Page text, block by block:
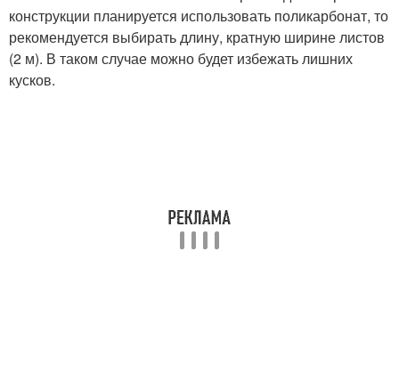
конструкции планируется использовать поликарбонат, то
рекомендуется выбирать длину, кратную ширине листов
(2 м). В таком случае можно будет избежать лишних
кусков.